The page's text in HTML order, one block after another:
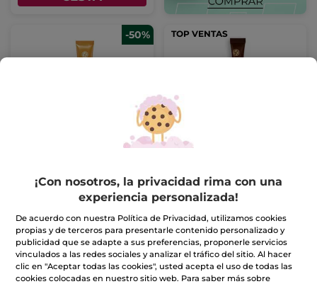
-50%
Antiedad Rostro FPS
(832)
13,45€ 26,90€
AÑADIR A MI
CESTA
TOP VENTAS
Crema Antiarrugas
Nutrición Contorno de
(367)
31,90€
AÑADIR A MI
CESTA
¡Con nosotros, la privacidad rima con una
experiencia personalizada!
De acuerdo con nuestra Política de Privacidad, utilizamos cookies
propias y de terceros para presentarle contenido personalizado y
publicidad que se adapte a sus preferencias, proponerle servicios
vinculados a las redes sociales y analizar el tráfico del sitio. Al hacer
clic en "Aceptar todas las cookies", usted acepta el uso de todas las
cookies colocadas en nuestro sitio web. Para saber más sobre